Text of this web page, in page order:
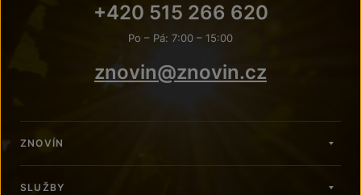
+420 515 266 620
Po – Pá: 7:00 – 15:00
znovin@znovin.cz
ZNOVÍN
SLUŽBY